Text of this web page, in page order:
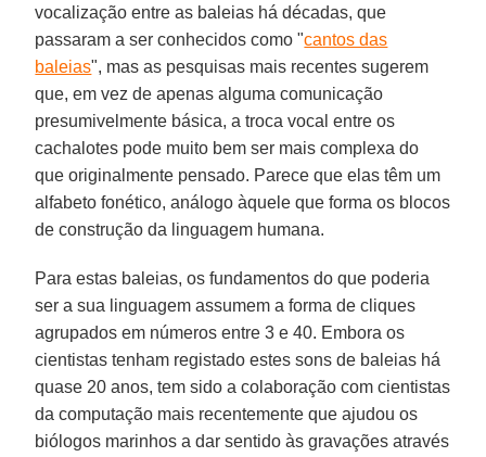
vocalização entre as baleias há décadas, que
passaram a ser conhecidos como "cantos das
baleias", mas as pesquisas mais recentes sugerem
que, em vez de apenas alguma comunicação
presumivelmente básica, a troca vocal entre os
cachalotes pode muito bem ser mais complexa do
que originalmente pensado. Parece que elas têm um
alfabeto fonético, análogo àquele que forma os blocos
de construção da linguagem humana.
Para estas baleias, os fundamentos do que poderia
ser a sua linguagem assumem a forma de cliques
agrupados em números entre 3 e 40. Embora os
cientistas tenham registado estes sons de baleias há
quase 20 anos, tem sido a colaboração com cientistas
da computação mais recentemente que ajudou os
biólogos marinhos a dar sentido às gravações através